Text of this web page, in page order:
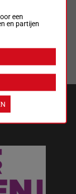
op tijd.
een
en partijen